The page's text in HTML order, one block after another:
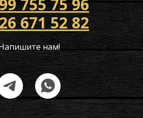
755 75 96
671 52 82
нам!